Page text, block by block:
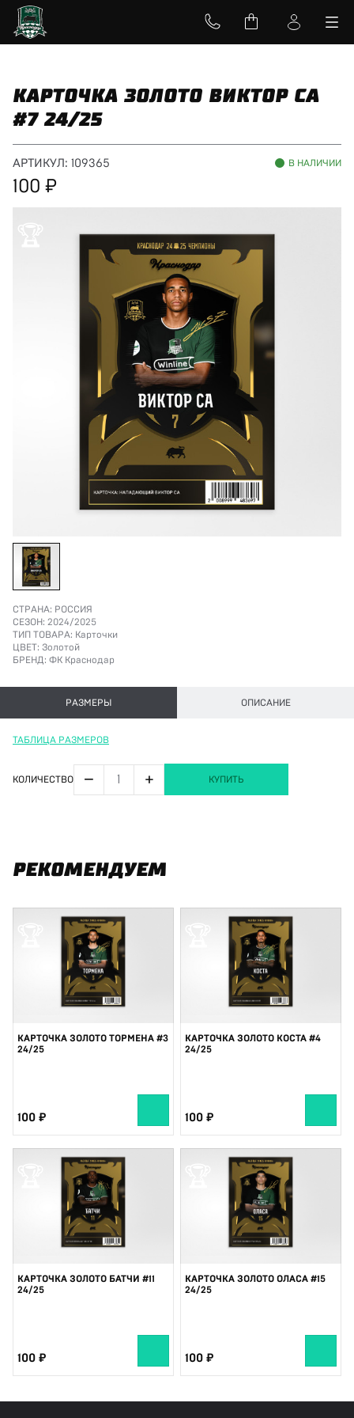
КАРТОЧКА ЗОЛОТО ВИКТОР СА
#7 24/25
АРТИКУЛ: 109365 В НАЛИЧИИ
100
СТРАНА: РОССИЯ
СЕЗОН: 2024/2025
ТИП ТОВАРА: Карточки
ЦВЕТ: Золотой
БРЕНД: ФК Краснодар
РАЗМЕРЫ ОПИСАНИЕ
ТАБЛИЦА РАЗМЕРОВ
КОЛИЧЕСТВО − + КУПИТЬ
РЕКОМЕНДУЕМ
КАРТОЧКА ЗОЛОТО ТОРМЕНА #3
24/25
100
КАРТОЧКА ЗОЛОТО КОСТА #4
24/25
100
КАРТОЧКА ЗОЛОТО БАТЧИ #11
24/25
100
КАРТОЧКА ЗОЛОТО ОЛАСА #15
24/25
100